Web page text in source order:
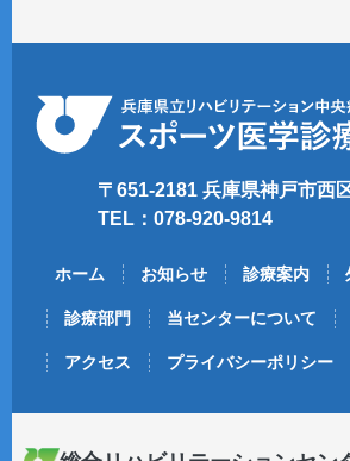
〒651-2181 兵庫県神戸市西
TEL：078-920-9814
ホーム お知らせ 診療案内
診療部門 当センターについて
アクセス プライバシーポリシー